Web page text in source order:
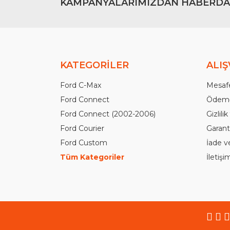
KAMPANYALARIMIZDAN
KATEGORİLER
Ford C-Max
Ford Connect
Ford Connect (2002-2006)
Ford Courier
Ford Custom
Tüm Kategoriler
İade